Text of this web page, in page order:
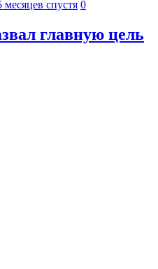
месяцев спустя 0
главную цель